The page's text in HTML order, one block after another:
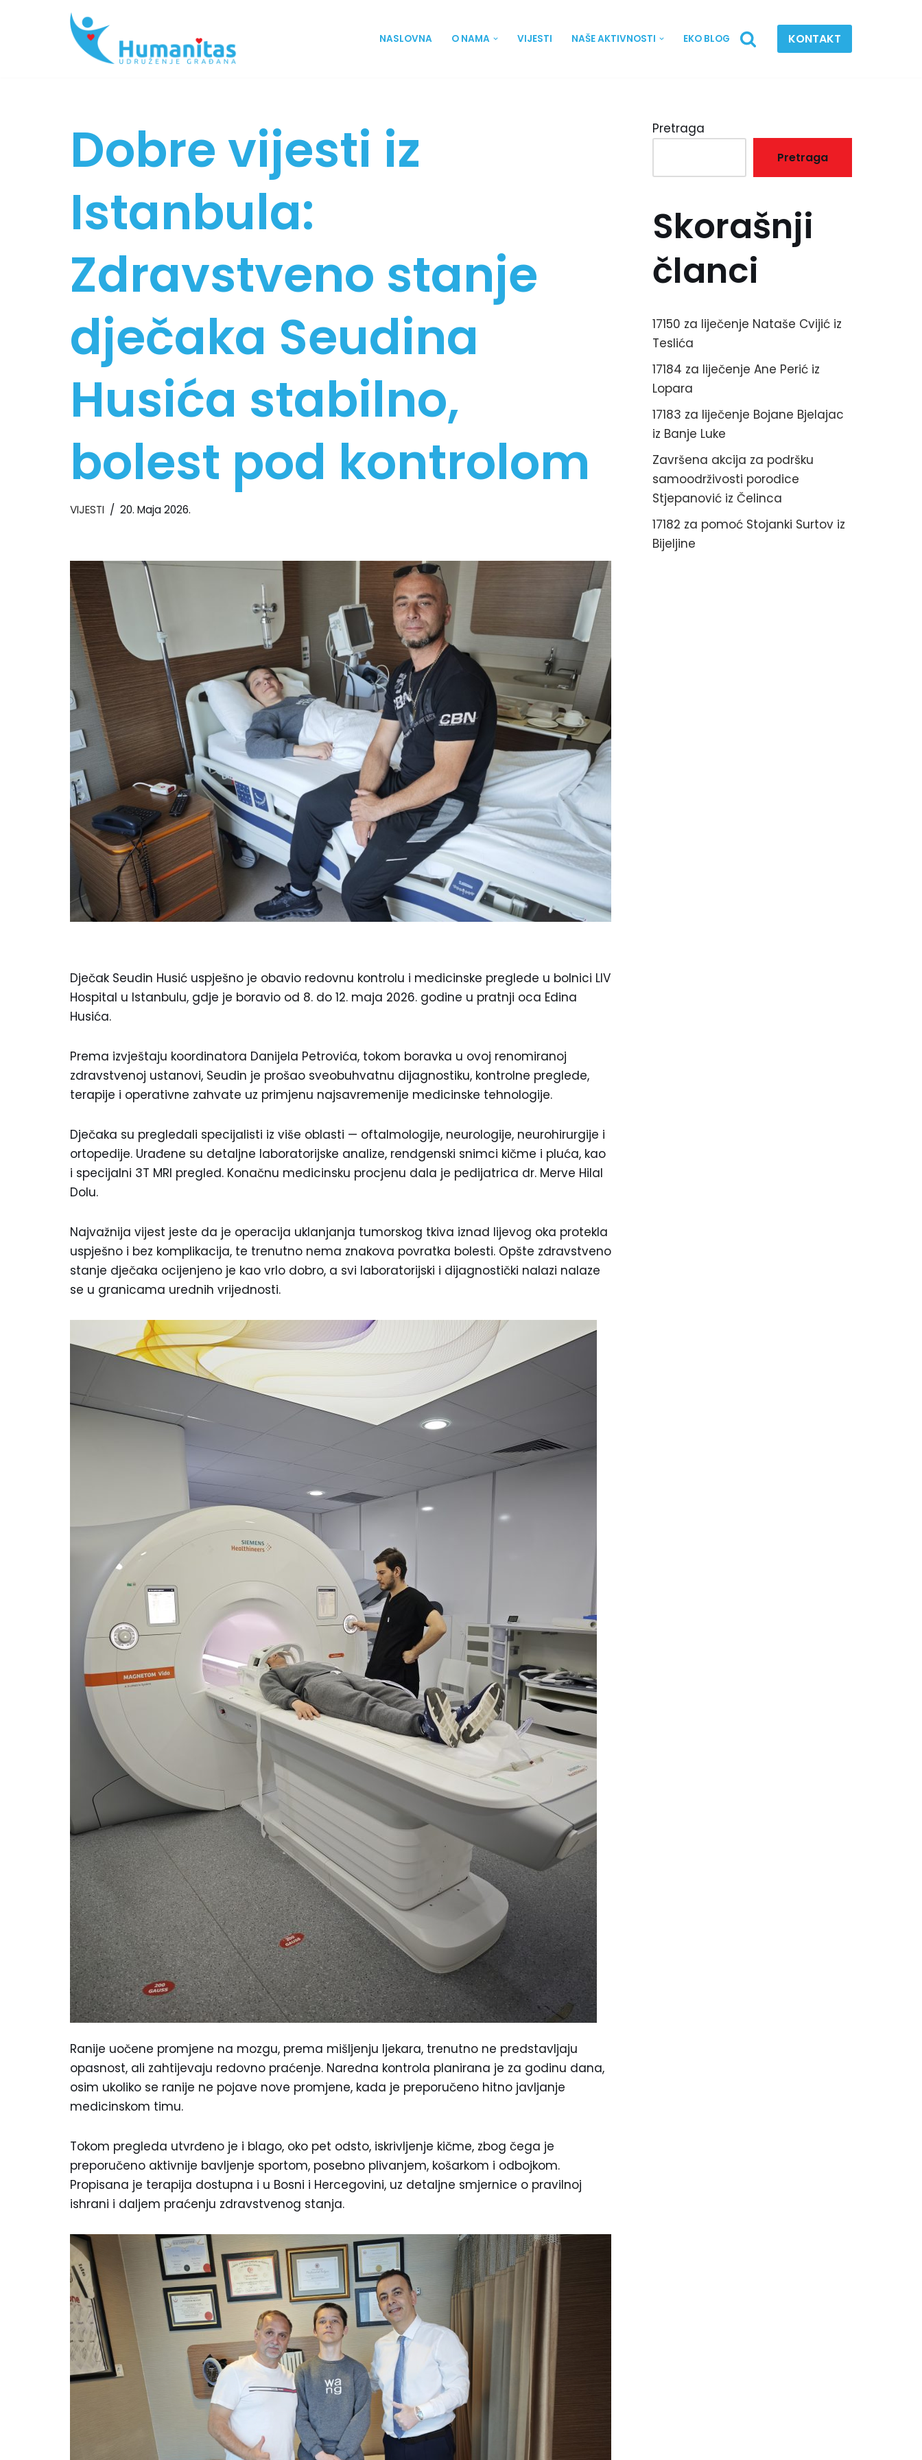
NASLOVNA O NAMA VIJESTI NAŠE AKTIVNOSTI EKO BLOG KONTAKT
Dobre vijesti iz
Istanbula:
Zdravstveno stanje
dječaka Seudina
Husića stabilno,
bolest pod kontrolom
VIJESTI 20. Maja 2026.
Dječak Seudin Husić uspješno je obavio redovnu kontrolu i medicinske preglede u bolnici LIV
Hospital u Istanbulu, gdje je boravio od 8. do 12. maja 2026. godine u pratnji oca Edina
Husića.
Prema izvještaju koordinatora Danijela Petrovića, tokom boravka u ovoj renomiranoj
zdravstvenoj ustanovi, Seudin je prošao sveobuhvatnu dijagnostiku, kontrolne preglede,
terapije i operativne zahvate uz primjenu najsavremenije medicinske tehnologije.
Dječaka su pregledali specijalisti iz više oblasti — oftalmologije, neurologije, neurohirurgije i
ortopedije. Urađene su detaljne laboratorijske analize, rendgenski snimci kičme i pluća, kao
i specijalni 3T MRI pregled. Konačnu medicinsku procjenu dala je pedijatrica dr. Merve Hilal
Dolu.
Najvažnija vijest jeste da je operacija uklanjanja tumorskog tkiva iznad lijevog oka protekla
uspješno i bez komplikacija, te trenutno nema znakova povratka bolesti. Opšte zdravstveno
stanje dječaka ocijenjeno je kao vrlo dobro, a svi laboratorijski i dijagnostički nalazi nalaze
se u granicama urednih vrijednosti.
Ranije uočene promjene na mozgu, prema mišljenju ljekara, trenutno ne predstavljaju
opasnost, ali zahtijevaju redovno praćenje. Naredna kontrola planirana je za godinu dana,
osim ukoliko se ranije ne pojave nove promjene, kada je preporučeno hitno javljanje
medicinskom timu.
Tokom pregleda utvrđeno je i blago, oko pet odsto, iskrivljenje kičme, zbog čega je
preporučeno aktivnije bavljenje sportom, posebno plivanjem, košarkom i odbojkom.
Propisana je terapija dostupna i u Bosni i Hercegovini, uz detaljne smjernice o pravilnoj
ishrani i daljem praćenju zdravstvenog stanja.
Pretraga
Pretraga
Skorašnji
članci
17150 za liječenje Nataše Cvijić iz
Teslića
17184 za liječenje Ane Perić iz
Lopara
17183 za liječenje Bojane Bjelajac
iz Banje Luke
Završena akcija za podršku
samoodrživosti porodice
Stjepanović iz Čelinca
17182 za pomoć Stojanki Surtov iz
Bijeljine